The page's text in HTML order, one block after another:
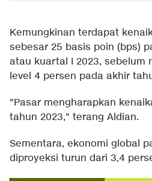
Kemungkinan terdapat
sebesar 25 basis poin (bps)
atau kuartal I 2023, sebelum
level 4 persen pada akhir
"Pasar mengharapkan
tahun 2023," terang Aldian.
Sementara, ekonomi global
diproyeksi turun dari 3,4